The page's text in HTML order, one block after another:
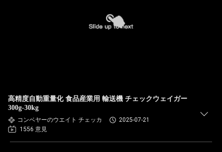
高精度自動重量化 食品産業用 輸送機 チェックウェイガー
300g-30kg
コンベヤーのウエイト チェッカ
2025-07-21
1556 意見